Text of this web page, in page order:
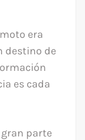
era
destino de
es cada
parte